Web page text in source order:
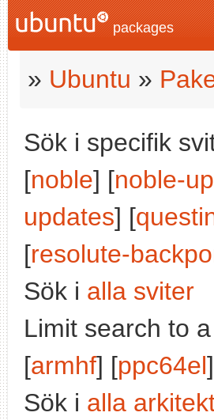
packages
» Ubuntu »
Sök i specifik
[noble] [noble-
updates] [
[resolute-
Sök i alla sviter
Limit search to
[armhf] [ppc64el
Sök i alla